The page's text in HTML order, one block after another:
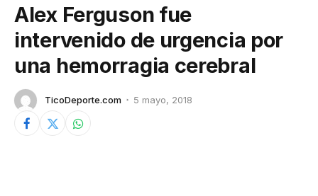
Alex Ferguson fue
intervenido de urgencia por
una hemorragia cerebral
TicoDeporte.com 5 mayo, 2018